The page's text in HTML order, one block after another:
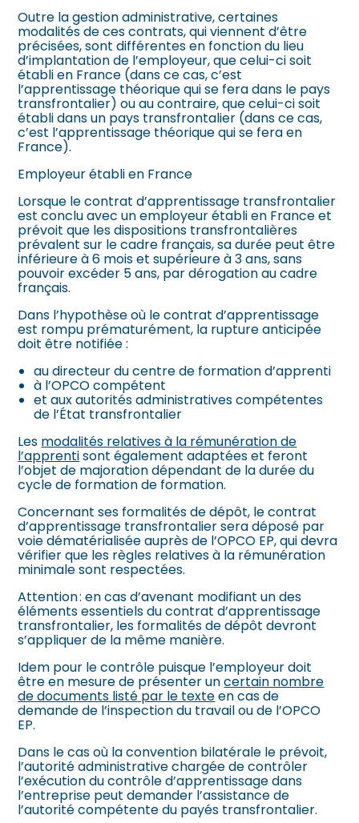
Outre la gestion administrative, certaines
modalités de ces contrats, qui viennent d’être
précisées, sont différentes en fonction du lieu
d’implantation de l’employeur, que celui-ci soit
établi en France (dans ce cas, c’est
l’apprentissage théorique qui se fera dans le pays
transfrontalier) ou au contraire, que celui-ci soit
établi dans un pays transfrontalier (dans ce cas,
c’est l’apprentissage théorique qui se fera en
France).
Employeur établi en France
Lorsque le contrat d’apprentissage transfrontalier
est conclu avec un employeur établi en France et
prévoit que les dispositions transfrontalières
prévalent sur le cadre français, sa durée peut être
inférieure à 6 mois et supérieure à 3 ans, sans
pouvoir excéder 5 ans, par dérogation au cadre
français.
Dans l’hypothèse où le contrat d’apprentissage
est rompu prématurément, la rupture anticipée
doit être notifiée :
au directeur du centre de formation d’apprenti
à l’OPCO compétent
et aux autorités administratives compétentes
de l’État transfrontalier
Les modalités relatives à la rémunération de
l’apprentisont également adaptées et feront
l’objet de majoration dépendant de la durée du
cycle de formation de formation.
Concernant ses formalités de dépôt, le contrat
d’apprentissage transfrontalier sera déposé par
voie dématérialisée auprès de l’OPCO EP, qui devra
vérifier que les règles relatives à la rémunération
minimale sont respectées.
Attention : en cas d’avenant modifiant un des
éléments essentiels du contrat d’apprentissage
transfrontalier, les formalités de dépôt devront
s’appliquer de la même manière.
Idem pour le contrôle puisque l’employeur doit
être en mesure de présenter uncertain nombre
de documents listé par le texteen cas de
demande de l’inspection du travail ou de l’OPCO
EP.
Dans le cas où la convention bilatérale le prévoit,
l’autorité administrative chargée de contrôler
l’exécution du contrôle d’apprentissage dans
l’entreprise peut demander l’assistance de
l’autorité compétente du payés transfrontalier.